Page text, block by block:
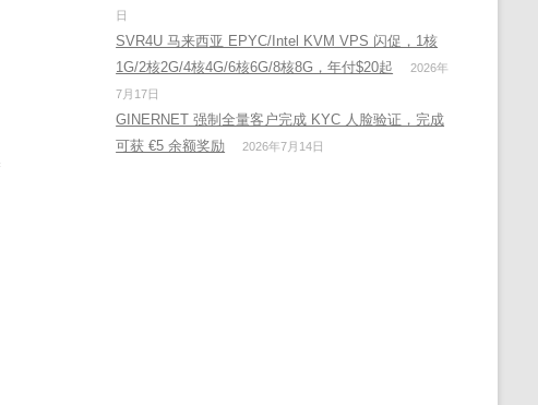
日
SVR4U 马来西亚 EPYC/Intel KVM VPS 闪促，1核
1G/2核2G/4核4G/6核6G/8核8G，年付$20起
2026年
7月17日
GINERNET 强制全量客户完成 KYC 人脸验证，完成
可获 €5 余额奖励
2026年7月14日